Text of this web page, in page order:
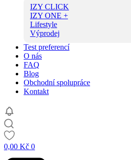
IZY CLICK
IZY ONE +
Lifestyle
Výprodej
Test preferencí
O nás
FAQ
Blog
Obchodní spolupráce
Kontakt
0,00 Kč 0